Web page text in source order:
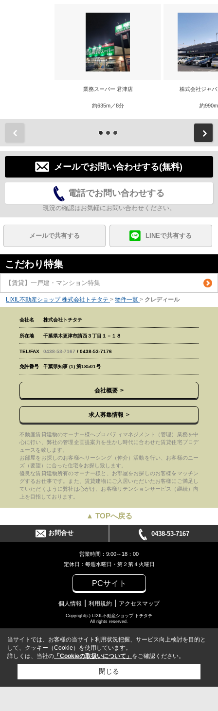
業務スーパー 君津店
約635m／8分
株式会社ジャ
約
メールでお問い合わせする(無料)
電話でお問い合わせする
現況の確認はお気軽にお問い合わせください。
メールで共有する LINEで共有する
こだわり特集
【賃貸】一戸建・マンション特集
LIXIL不動産ショップ 株式会社トチタテ > 物件一覧 > クレディール
会社名 株式会社トチタテ
所在地 千葉県木更津市請西３丁目１－１８
TEL/FAX 0438-53-7167 / 0438-53-7176
免許番号 千葉県知事 (1) 第18501号
会社概要
求人募集情報
不動産賃貸建物のオーナー様へプロパティマネジメント（管理）業務を中
心に行い、弊社の管理企画提案力を生かし時代に合わせた賃貸住宅プロデ
ュースを致します。
お部屋をお探しのお客様へリーシング（仲介）活動を行い、お客様のニー
ズ（要望）に合った住宅をお探し致します。
優良な賃貸建物所有のオーナー様と、お部屋をお探しのお客様をマッチン
グするお仕事です。また、賃貸建物にご入居いただいたお客様にご満足し
ていただくように弊社は心がけ、お客様リテンションサービス（継続）向
上を目指しております。
▲ TOPへ戻る
お問合せ 0438-53-7167
営業時間：9:00～18：00
定休日：毎週水曜日・第２第４火曜日
PCサイト
個人情報 利用規約 アクセスマップ
Copyright(c) LIXIL不動産ショップ トチタテ
All rights reserved.
当サイトでは、お客様の当サイト利用状況把握、サービス向上検討を目的と
して、クッキー（Cookie）を使用しています。
詳しくは、当社の 「Cookieの取扱いについて」 をご確認ください。
閉じる